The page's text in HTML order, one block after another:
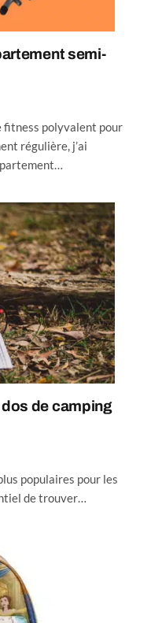
semi-
fitness polyvalent pour
régulière, j’ai
de camping
populaires pour les
de trouver…